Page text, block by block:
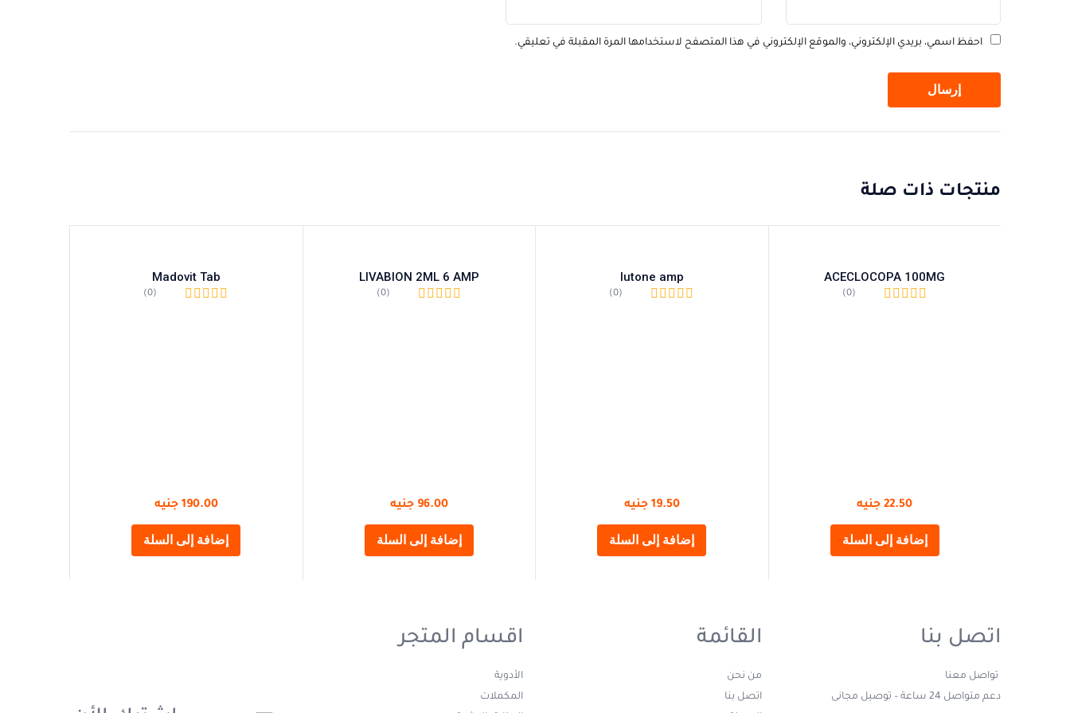
احفظ اسمي، بريدي الإلكتروني، والموقع الإلكتروني في هذا المتصفح لاستخدامها المرة المقبلة في تعليقي.
منتجات ذات صلة
ACECLOCOPA 100MG
(0)
22.50 جنيه
إضافة إلى السلة
lutone amp
(0)
19.50 جنيه
إضافة إلى السلة
LIVABION 2ML 6 AMP
(0)
96.00 جنيه
إضافة إلى السلة
Madovit Tab
(0)
190.00 جنيه
إضافة إلى السلة
اتصل بنا
تواصل معنا
دعم متواصل 24 ساعة – توصيل مجانى
القائمة
من نحن
اتصل بنا
اقسام المتجر
الأدوية
المكملات